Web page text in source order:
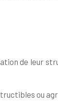
de leur
ou